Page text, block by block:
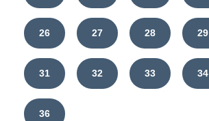
26 27 28 29
31 32 33 34
36